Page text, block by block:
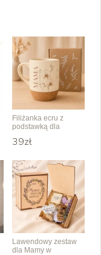
Filiżanka ecru z
podstawką dla
39zł
Lawendowy zestaw
dla Mamy w